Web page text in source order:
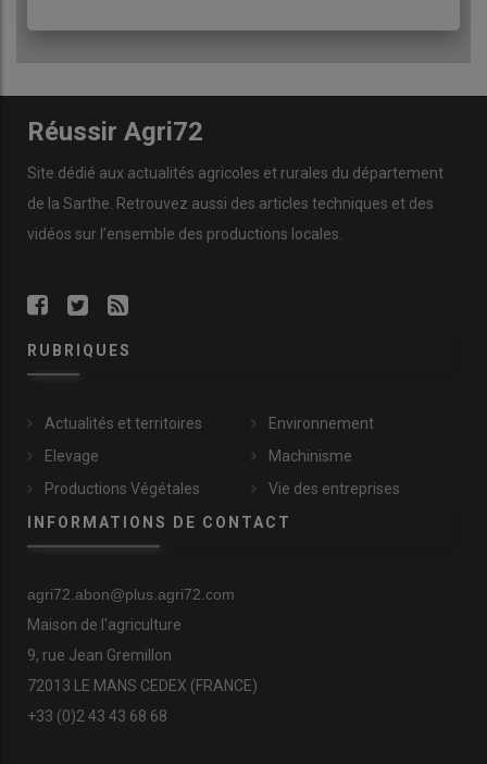
Réussir Agri72
Site dédié aux actualités agricoles et rurales du département
de la Sarthe. Retrouvez aussi des articles techniques et des
vidéos sur l’ensemble des productions locales.
RUBRIQUES
Actualités et territoires
Elevage
Productions Végétales
Environnement
Machinisme
Vie des entreprises
INFORMATIONS DE CONTACT
agri72.abon@plus.agri72.com
Maison de l'agriculture
9, rue Jean Gremillon
72013 LE MANS CEDEX (FRANCE)
+33 (0)2 43 43 68 68